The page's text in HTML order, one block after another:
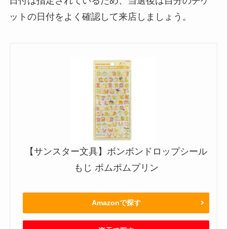
ットの日付をよく確認して来店しましょう。
【サンスター文具】ボンボンドロップシール
もじ ポムポムプリン
Amazonで探す